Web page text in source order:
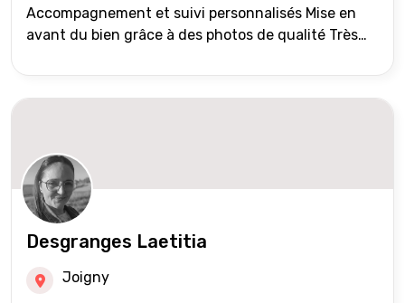
Accompagnement et suivi personnalisés Mise en
avant du bien grâce à des photos de qualité Très
international) Validation du financement des
acquéreurs auprès de partenaires financiers
réseau Iad France et Iad Deutschland Inter agence
Desgranges Laetitia
Joigny